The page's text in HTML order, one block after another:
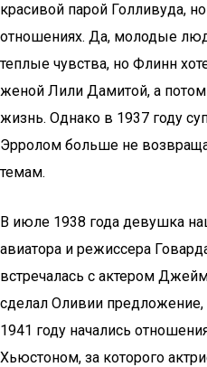
красивой парой Голливуда,
отношениях. Да, молодые
теплые чувства, но Флинн
женой Лили Дамитой, а
жизнь. Однако в 1937 году
Эрролом больше не
темам.
В июле 1938 года девушка
авиатора и режиссера
встречалась с актером
сделал Оливии предложение,
1941 году начались
Хьюстоном, за которого